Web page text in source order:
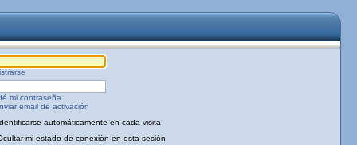
mi contraseña
email de activación
automáticamente en cada visita
mi estado de conexión en esta sesión